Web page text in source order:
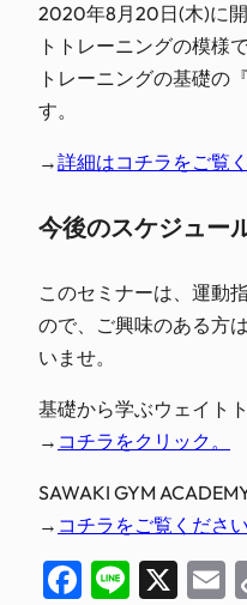
2020年8月20日(木)に
トトレーニングの模様
トレーニングの基礎の
す。
→詳細はコチラをご覧く
今後のスケジュー
このセミナーは、運動
ので、ご興味のある方
いませ。
基礎から学ぶウェイト
→ コチラをクリック。
SAWAKI GYM
→ コチラをご覧ください
Line
X